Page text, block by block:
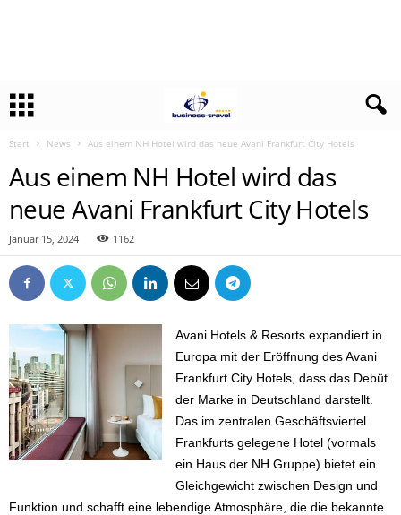
Start News Aus einem NH Hotel wird das neue Avani Frankfurt City Hotels
Aus einem NH Hotel wird das
neue Avani Frankfurt City Hotels
Januar 15, 2024 1162
Avani Hotels & Resorts expandiert in
Europa mit der Eröffnung des Avani
Frankfurt City Hotels, dass das Debüt
der Marke in Deutschland darstellt.
Das im zentralen Geschäftsviertel
Frankfurts gelegene Hotel (vormals
ein Haus der NH Gruppe) bietet ein
Gleichgewicht zwischen Design und
Funktion und schafft eine lebendige Atmosphäre, die die bekannte